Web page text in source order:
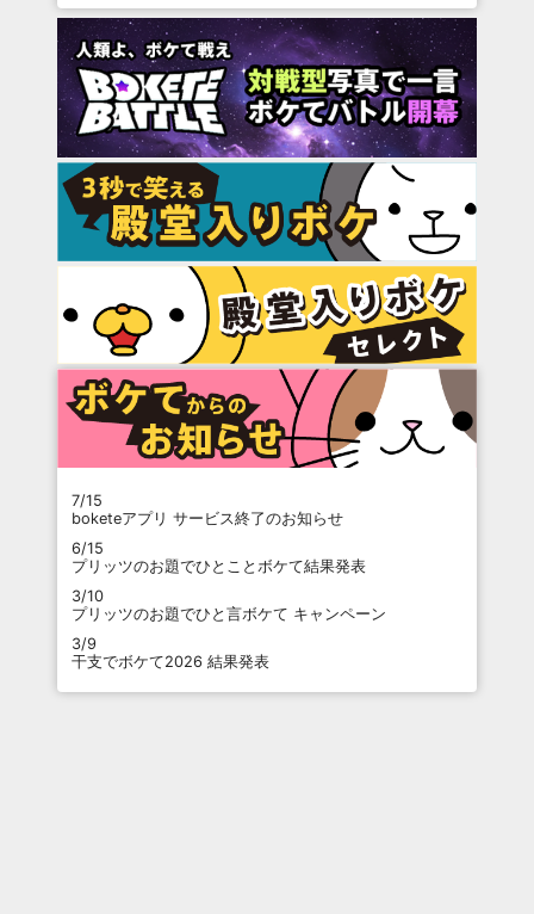
7/15
boketeアプリ サービス終了のお知らせ
6/15
プリッツのお題でひとことボケて結果発表
3/10
プリッツのお題でひと言ボケて キャンペーン
3/9
干支でボケて2026 結果発表